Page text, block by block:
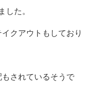
した。
クアウトもしており
されているそうで